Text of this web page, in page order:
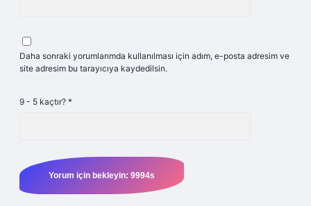
Daha sonraki yorumlarımda kullanılması için adım, e-posta adresim ve
site adresim bu tarayıcıya kaydedilsin.
9 - 5 kaçtır? *